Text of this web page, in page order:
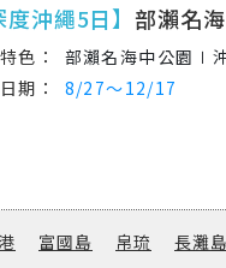
度沖繩5日】部瀨名
部瀨名海中公園∣
8/27～12/17
富國島 帛琉 長灘島